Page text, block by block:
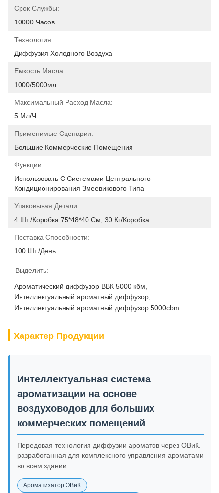
Срок Службы:
10000 Часов
Технология:
Диффузия Холодного Воздуха
Емкость Масла:
1000/5000мл
Максимальный Расход Масла:
5 Мл/ч
Применимые Сценарии:
Большие Коммерческие Помещения
Функции:
Использовать С Системами Центрального
Кондиционирования Змеевикового Типа
Упаковывая Детали:
4 Шт./коробка 75*48*40 См, 30 Кг/коробка
Поставка Способности:
100 Шт./день
Выделить:
Ароматический диффузор ВВК 5000 кбм
Интеллектуальный ароматный диффузор
Интеллектуальный ароматный диффузор 5000cbm
Характер Продукции
Интеллектуальная система
ароматизации на основе
воздуховодов для больших
коммерческих помещений
Передовая технология диффузии ароматов через ОВиК,
разработанная для комплексного управления ароматами
во всем здании
Ароматизатор ОВиК